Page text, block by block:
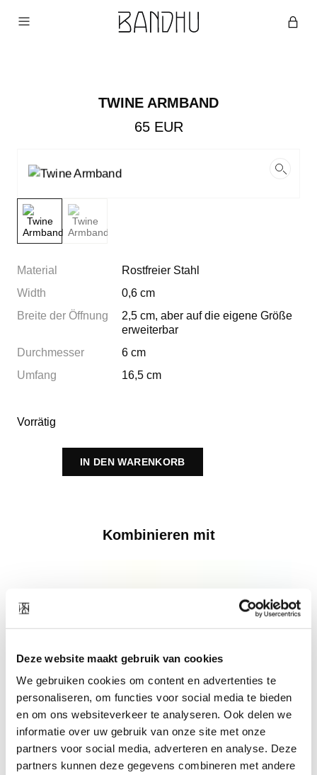
Deze website maakt gebruik van cookies
We gebruiken cookies om content en advertenties te
personaliseren, om functies voor social media te bieden
en om ons websiteverkeer te analyseren. Ook delen we
informatie over uw gebruik van onze site met onze
partners voor social media, adverteren en analyse. Deze
partners kunnen deze gegevens combineren met andere
TWINE ARMBAND
65EUR
Material
Rostfreier Stahl
Width
0,6 cm
Breite der Öffnung
2,5 cm, aber auf die eigene Größe
erweiterbar
Durchmesser
6 cm
Umfang
16,5 cm
Vorrätig
IN DEN WARENKORB
Kombinieren mit